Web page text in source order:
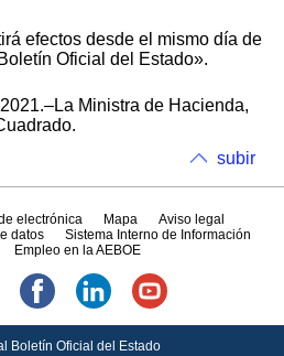
efectos desde el mismo día de
Oficial del Estado».
Ministra de Hacienda,
subir
electrónica Mapa
Aviso legal
datos
Sistema Interno de Información
Empleo en la AEBOE
Boletín Oficial del Estado